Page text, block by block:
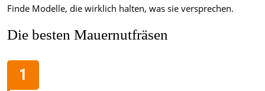
Finde Modelle, die wirklich halten, was sie versprechen.
Die besten Mauernutfräsen